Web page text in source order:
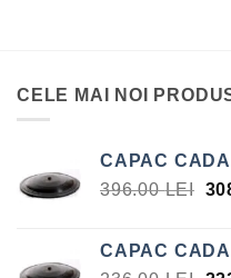
CELE MAI NOI
CAPAC CADA
396.00LEI
CAPAC CADA